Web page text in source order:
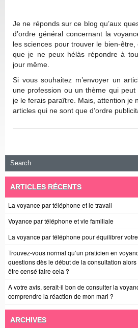
Je ne réponds sur ce blog qu’aux
d’ordre général concernant la
les sciences pour trouver le bien-
que je ne peux hélàs répondre à
jour même.
Si vous souhaitez m’envoyer un
une profession ou un thème qui peut
je le ferais paraître. Mais, attention je
articles qui ne sont que d’ordre
ARTICLES RÉCENTS
La voyance par téléphone et le travail
Voyance par téléphone et vie familiale
La voyance par téléphone pour équilibrer
Trouvez-vous normal qu’un praticien en
questions dès le début de la consultation alors
être censé faire cela ?
A votre avis, serait-il bon de consulter la
comprendre la réaction de mon mari ?
ARCHIVES